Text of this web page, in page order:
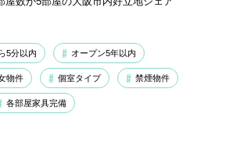
5分以内 オープン5年以内
物件 個室タイプ 禁煙物件
各部屋家具完備